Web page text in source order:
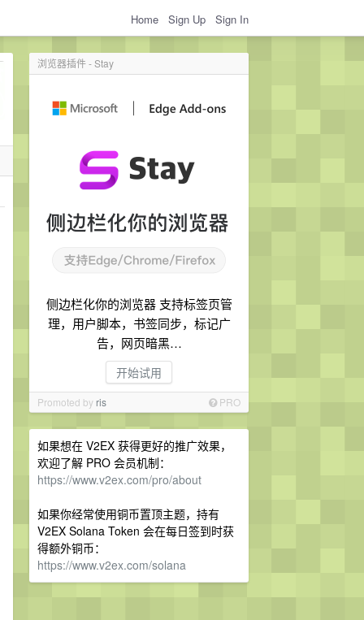
Home Sign Up Sign In
浏览器插件 - Stay
侧边栏化你的浏览器 支持标签页管
理，用户脚本，书签同步，标记广
告，网页暗黑…
开始试用
Promoted by ris PRO
如果想在 V2EX 获得更好的推广效果，
欢迎了解 PRO 会员机制：
https://www.v2ex.com/pro/about
如果你经常使用铜币置顶主题，持有
V2EX Solana Token 会在每日签到时获
得额外铜币：
https://www.v2ex.com/solana